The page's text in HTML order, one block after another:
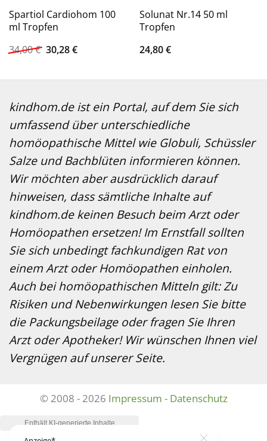
Spartiol Cardiohom 100
ml Tropfen
34,00€ Ursprünglicher
Preis
34,00 €
30,28€Aktueller
30,28 €.
Solunat Nr.14 50 ml
Tropfen
24,80€
kindhom.de ist ein Portal, auf dem Sie sich
umfassend über unterschiedliche
homöopathische Mittel wie Globuli, Schüssler
Salze und Bachblüten informieren können.
Wir möchten aber ausdrücklich darauf
hinweisen, dass sämtliche Inhalte auf
kindhom.de keinen Besuch beim Arzt oder
Homöopathen ersetzen! Im Ernstfall sollten
Sie sich unbedingt fachkundigen Rat von
einem Arzt oder Homöopathen einholen.
Auch bei homöopathischen Mitteln gilt: Zu
Risiken und Nebenwirkungen lesen Sie bitte
die Packungsbeilage oder fragen Sie Ihren
Arzt oder Apotheker! Wir wünschen Ihnen viel
Vergnügen auf unserer Seite.
© 2008 - 2026 Impressum - Datenschutz